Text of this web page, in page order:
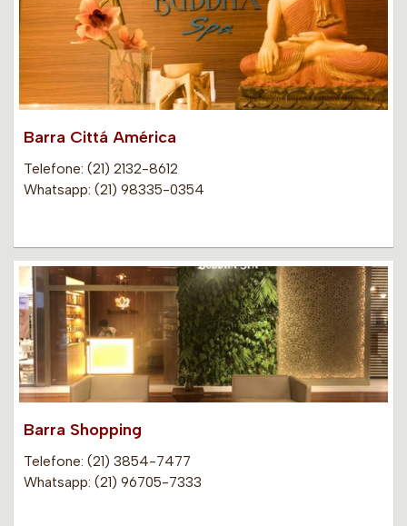
Barra Cittá América
Telefone: (21) 2132-8612
Whatsapp: (21) 98335-0354
Barra Shopping
Telefone: (21) 3854-7477
Whatsapp: (21) 96705-7333